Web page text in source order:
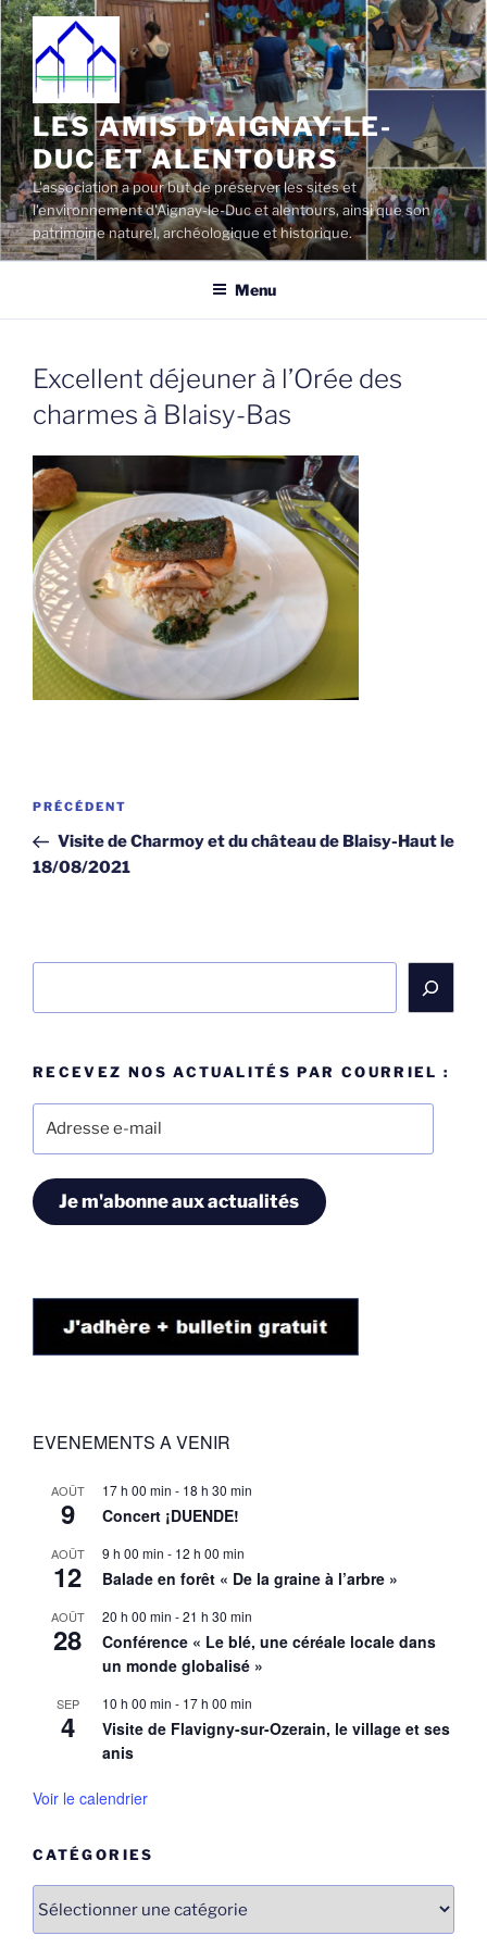
Aller
au
contenu
principal
LES AMIS D'AIGNAY-LE-
DUC ET ALENTOURS
L'association a pour but de préserver les sites et
l'environnement d'Aignay-le-Duc et alentours, ainsi que son
patrimoine naturel, archéologique et historique.
Menu
Excellent déjeuner à l’Orée des
charmes à Blaisy-Bas
Navigation
l’article
Article
précédent
PRÉCÉDENT
Visite de Charmoy et du château de Blaisy-Haut le
18/08/2021
RECEVEZ NOS ACTUALITÉS PAR COURRIEL :
Je m'abonne aux actualités
EVENEMENTS A VENIR
AOÛT
9
17 h 00 min - 18 h 30 min
Concert ¡DUENDE!
AOÛT
12
9 h 00 min - 12 h 00 min
Balade en forêt « De la graine à l’arbre »
AOÛT
28
20 h 00 min -21 h 30 min
Conférence « Le blé, une céréale locale dans
un monde globalisé »
SEP
4
10 h 00 min - 17 h 00 min
Visite de Flavigny-sur-Ozerain, le village et ses
anis
Voir le calendrier
CATÉGORIES